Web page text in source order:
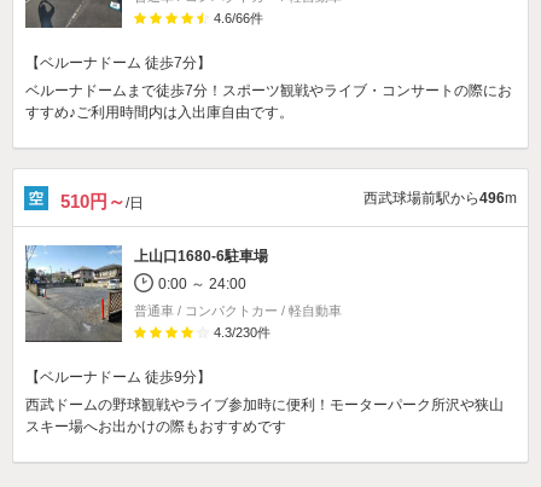
4.6/66件
【ベルーナドーム 徒歩7分】
ベルーナドームまで徒歩7分！スポーツ観戦やライブ・コンサートの際にお
すすめ♪ご利用時間内は入出庫自由です。
510円～/日 西武球場前駅から496m
上山口1680-6駐車場
0:00 ～ 24:00
普通車 / コンパクトカー / 軽自動車
4.3/230件
【ベルーナドーム 徒歩9分】
西武ドームの野球観戦やライブ参加時に便利！モーターパーク所沢や狭山
スキー場へお出かけの際もおすすめです